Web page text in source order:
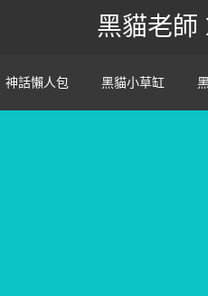
黑貓老師
神話懶人包 黑貓小草缸